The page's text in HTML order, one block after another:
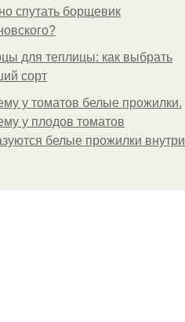
спутать борщевик
для теплицы: как выбрать
сорт
у томатов белые прожилки.
у плодов томатов
белые прожилки внутри